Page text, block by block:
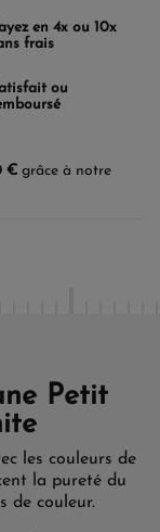
en 4x ou 10x
frais
ou
€ grâce à notre
Petit
les couleurs de
la pureté du
de couleur.